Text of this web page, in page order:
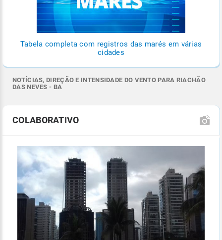
Tabela completa com registros das marés em várias
cidades
NOTÍCIAS, DIREÇÃO E INTENSIDADE DO VENTO PARA RIACHÃO
DAS NEVES - BA
COLABORATIVO